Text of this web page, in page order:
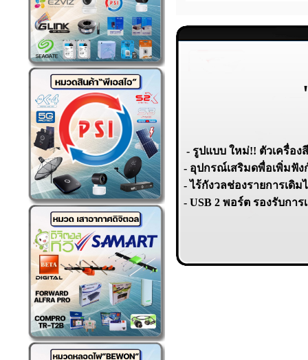
- รูปแบบ ใหม่!! ตัวเครื่อง
- อุปกรณ์เสริมดพื่อเพิ่มฟั
- ไร้กังวลช่องรายการเดิ
- USB 2 พอร์ต รองรับกา